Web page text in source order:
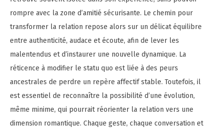
rompre avec la zone d’amitié sécurisante. Le chemin pour
transformer la relation repose alors sur un délicat équilibre
entre authenticité, audace et écoute, afin de lever les
malentendus et d’instaurer une nouvelle dynamique. La
réticence à modifier le statu quo est liée à des peurs
ancestrales de perdre un repère affectif stable. Toutefois, il
est essentiel de reconnaître la possibilité d’une évolution,
même minime, qui pourrait réorienter la relation vers une
dimension romantique. Chaque geste, chaque conversation et